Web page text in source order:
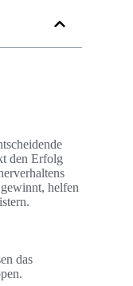
den Erfolg
helfen
das